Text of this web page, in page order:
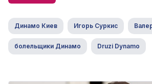
Динамо Киев Игорь Суркис
болельщики Динамо Druzi Dynamo